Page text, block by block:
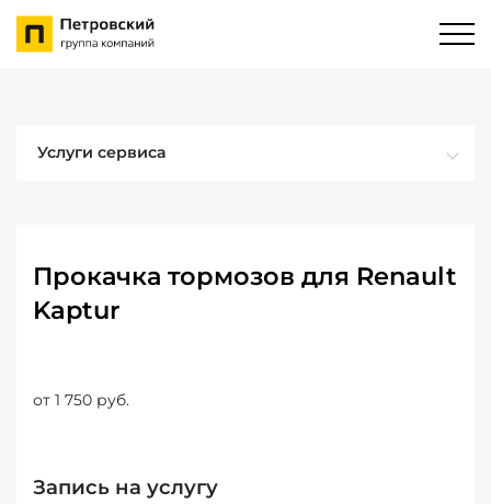
Услуги сервиса
Прокачка тормозов для Renault
Kaptur
от 1 750 руб.
Запись на услугу